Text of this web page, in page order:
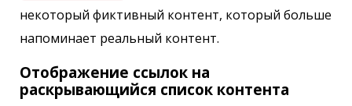
некоторый фиктивный контент, который больше
напоминает реальный контент.
Отображение ссылок на
раскрывающийся список контента